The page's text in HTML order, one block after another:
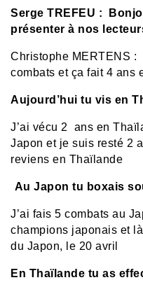
Serge TREFEU :
présenter à nos
Christophe MERTENS :
combats et ça fait 4 ans
Aujourd’hui tu vis en
J’ai vécu 2 ans en
Japon et je suis resté 2
reviens en Thaïlande
Au Japon tu boxais
J’ai fais 5 combats au
champions japonais et
du Japon, le 20 avril
En Thaïlande tu as